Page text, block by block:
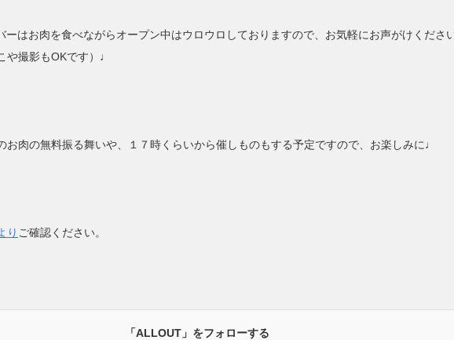
ーはお肉を食べながらオープン中はウロウロしておりますので、お気軽にお声がけくださ
や撮影もOKです）♩
お肉の無料振る舞いや、１７時くらいから催しものもする予定ですので、お楽しみに♩
り ご確認ください。
「ALLOUT」をフォローする